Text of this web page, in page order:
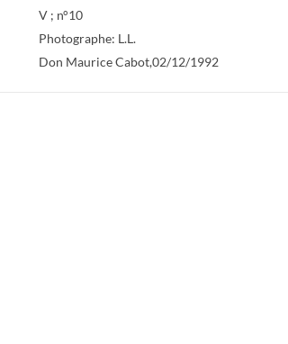
V ; n°10
Photographe: L.L.
Don Maurice Cabot,02/12/1992